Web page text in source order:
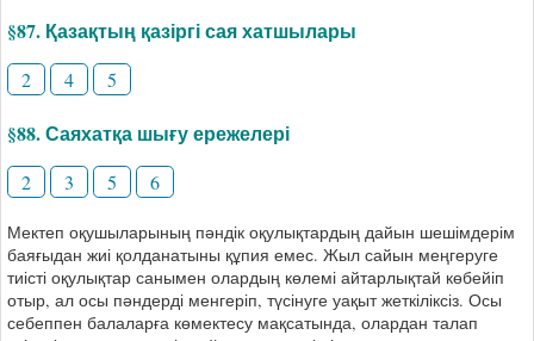
§87. Қазақтың қазіргі сая хатшылары
2 4 5
§88. Саяхатқа шығу ережелері
2 3 5 6
Мектеп оқушыларының пәндік оқулықтардың дайын шешімдерім
баяғыдан жиі қолданатыны құпия емес. Жыл сайын меңгеруге
тиісті оқулықтар санымен олардың көлемі айтарлықтай көбейіп
отыр, ал осы пәндерді менгеріп, түсінуге уақыт жеткіліксіз. Осы
себеппен балаларға көмектесу мақсатында, олардан талап